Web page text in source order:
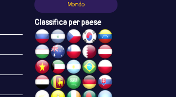
Mondo
Classifica per paese